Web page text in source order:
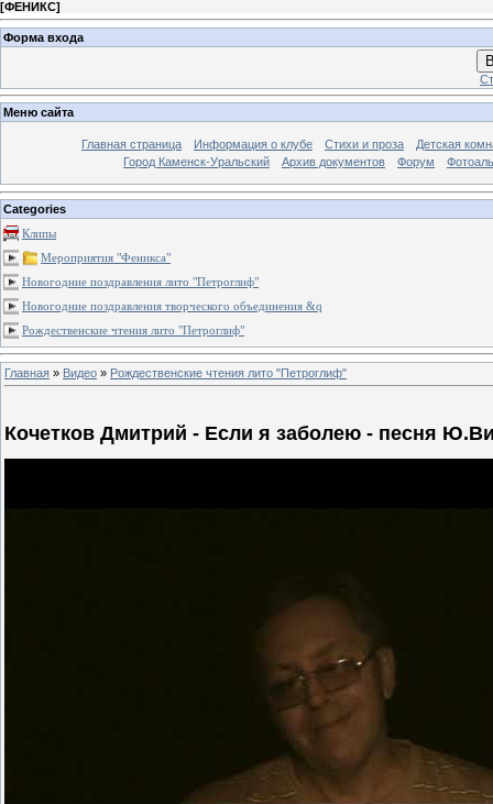
[ФЕНИКС]
Форма входа
Меню сайта
Главная страница Информация о клубе Стихи и проза
Детская
Город Каменск-Уральский
Архив документов Форум
Categories
Клипы
Мероприятия "Феникса"
Новогодние поздравления лито "Петроглиф"
Новогодние поздравления творческого объединения &q
Рождественские чтения лито "Петроглиф"
Главная » Видео » Рождественские чтения лито "Петроглиф"
Кочетков Дмитрий - Если я заболею - песня